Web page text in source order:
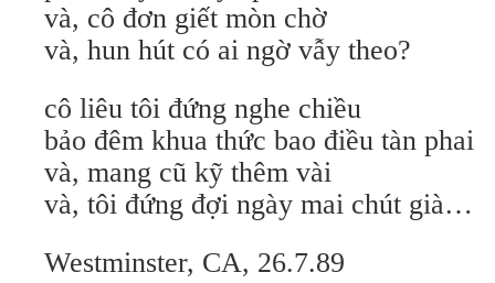
và, cô đơn giết mòn chờ
và, hun hút có ai ngờ vẫy theo?
cô liêu tôi đứng nghe chiều
bảo đêm khua thức bao điều tàn phai
và, mang cũ kỹ thêm vài
và, tôi đứng đợi ngày mai chút già…
Westminster, CA, 26.7.89